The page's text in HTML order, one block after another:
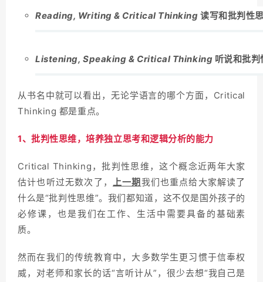
Reading, Writing & Critical Thinking 读写和批判性
Listening, Speaking & Critical Thinking 听说和批判
从书名中就可以看出，无论学语言的哪个方面，Critical
Thinking 都是重点。
1、批判性思维，培养独立思考和逻辑分析的能力
Critical Thinking，批判性思维，这个概念近两年大家
估计也听过无数次了， 上一期我们也重点给大家解读了
什么是“批判性思维”。我们都知道，这不仅是国外孩子的
必修课，也是我们在工作、生活中需要具备的基础素
质。
然而在我们的传统教育中，大多数学生更习惯于信奉权
威，对老师和家长的话“言听计从”，很少去想“我自己是